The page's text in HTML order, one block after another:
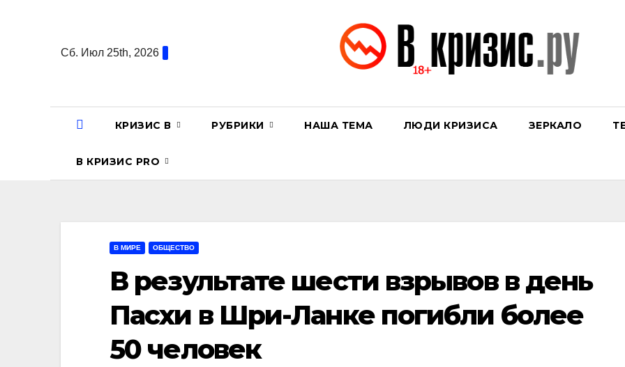
содержаниюСб. Июл 25th, 2026
КРИЗИС В РУБРИКИ НАША ТЕМА ЛЮДИ КРИЗИСА ЗЕРКАЛО
В КРИЗИС PRO
В МИРЕ ОБЩЕСТВО
В результате шести взрывов в день
Пасхи в Шри-Ланке погибли более
50 человек